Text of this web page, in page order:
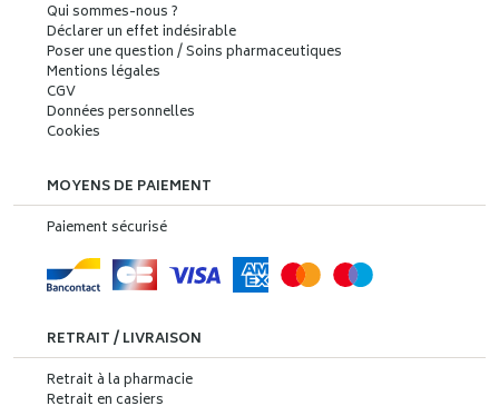
Qui sommes-nous ?
Déclarer un effet indésirable
Poser une question / Soins pharmaceutiques
Mentions légales
CGV
Données personnelles
Cookies
MOYENS DE PAIEMENT
Paiement sécurisé
RETRAIT / LIVRAISON
Retrait à la pharmacie
Retrait en casiers